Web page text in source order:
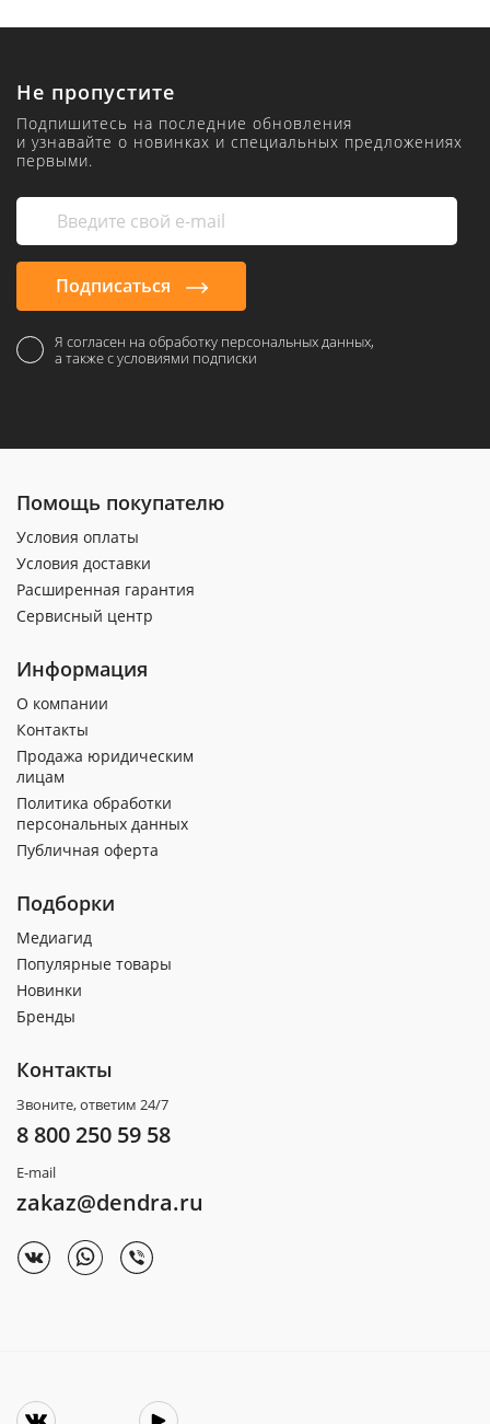
Не пропустите
Подпишитесь на последние обновления
и узнавайте о новинках и специальных предложениях
первыми.
Подписаться
Я согласен на обработку персональных данных,
а также с условиями подписки
Помощь покупателю
Условия оплаты
Условия доставки
Расширенная гарантия
Сервисный центр
Информация
О компании
Контакты
Продажа юридическим
лицам
Политика обработки
персональных данных
Публичная оферта
Подборки
Медиагид
Популярные товары
Новинки
Бренды
Контакты
Звоните, ответим 24/7
8 800 250 59 58
E-mail
zakaz@dendra.ru